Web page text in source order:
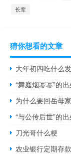
长辈
猜你想看的文章
大年初四吃什么
“舞庭烟幂幂”的
为什么要回岳母
“与公传后世”的
刀光哥什么梗
农业银行定期存